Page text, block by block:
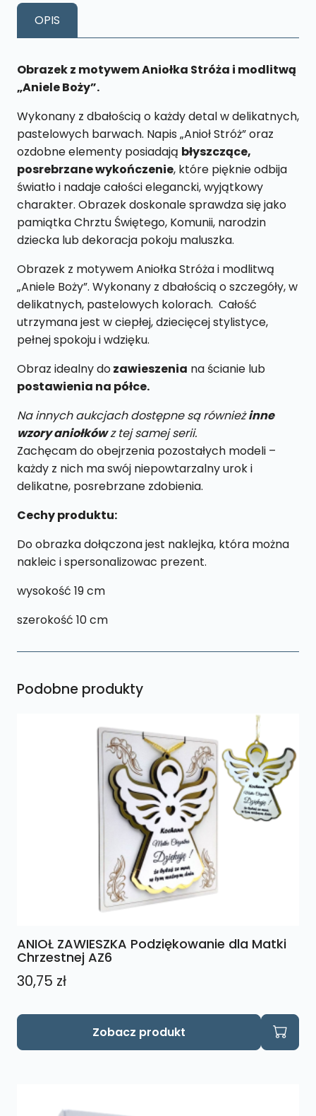
z
modlitwą
Boży”.
S209
OPIS
Obrazek z motywem Aniołka Stróża i modlitwą
„Aniele Boży”.
Wykonany z dbałością o każdy detal w delikatnych,
pastelowych barwach. Napis „Anioł Stróż” oraz
ozdobne elementy posiadają błyszczące,
posrebrzane wykończenie, które pięknie odbija
światło i nadaje całości elegancki, wyjątkowy
charakter. Obrazek doskonale sprawdza się jako
pamiątka Chrztu Świętego, Komunii, narodzin
dziecka lub dekoracja pokoju maluszka.
Obrazek z motywem Aniołka Stróża i modlitwą
„Aniele Boży”. Wykonany z dbałością o szczegóły, w
delikatnych, pastelowych kolorach. Całość
utrzymana jest w ciepłej, dziecięcej stylistyce,
pełnej spokoju i wdzięku.
Obraz idealny dozawieszenia na ścianie lub
postawienia na półce.
Na innych aukcjach dostępne są równieżinne
wzory aniołkówz tej samej serii.
Zachęcam do obejrzenia pozostałych modeli –
każdy z nich ma swój niepowtarzalny urok i
delikatne, posrebrzane zdobienia.
Cechy produktu:
Do obrazka dołączona jest naklejka, która można
nakleic i spersonalizowac prezent.
wysokość 19 cm
szerokość 10 cm
Podobne produkty
ANIOŁ ZAWIESZKA Podziękowanie dla Matki
Chrzestnej AZ6
30,75 zł
Zobacz produkt